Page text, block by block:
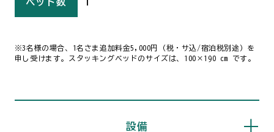
※3名様の場合、1名さま追加料金5,000円（税・サ込/宿泊税別途）を
申し受けます。スタッキングベッドのサイズは、100×190 cm です。
設備